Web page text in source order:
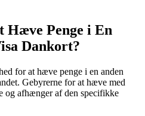
Hæve Penge i En
Dankort?
for at hæve penge i en anden
Gebyrerne for at hæve med
og afhænger af den specifikke